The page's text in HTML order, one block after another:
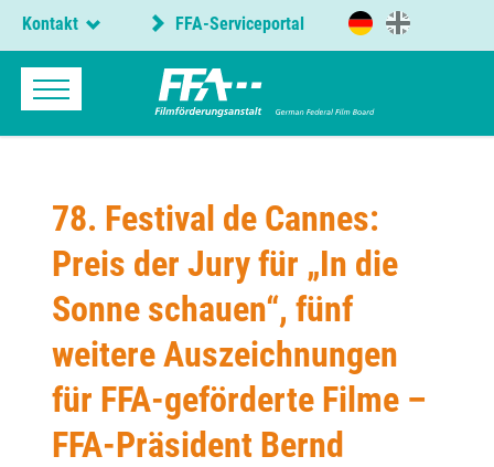
Kontakt FFA-Serviceportal
78. Festival de Cannes:
Preis der Jury für „In die
Sonne schauen“, fünf
weitere Auszeichnungen
für FFA-geförderte Filme –
FFA-Präsident Bernd